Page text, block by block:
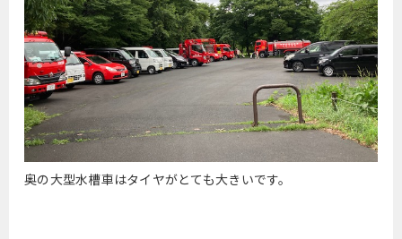
奥の大型水槽車はタイヤがとても大きいです。